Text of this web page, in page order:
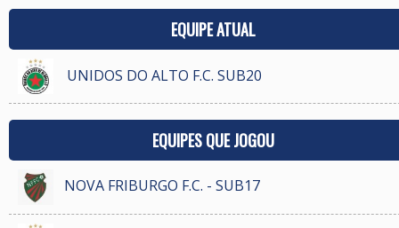
EQUIPE ATUAL
UNIDOS DO ALTO F.C. SUB20
EQUIPES QUE JOGOU
NOVA FRIBURGO F.C. - SUB17